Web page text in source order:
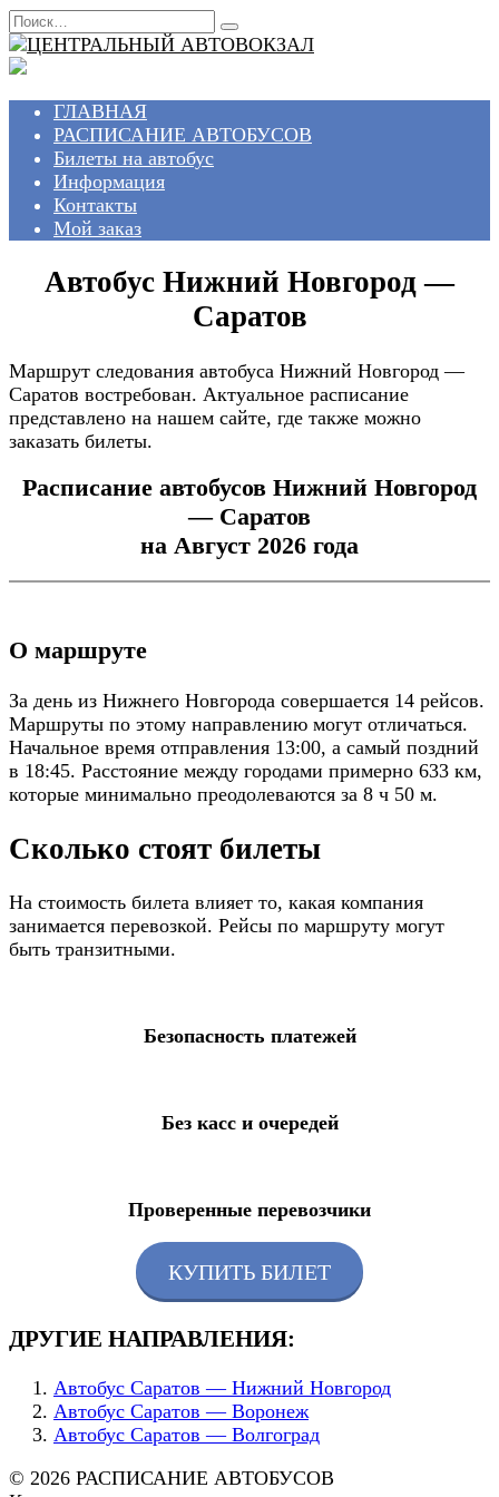
Перейти
к
содержанию
Search
for:
ГЛАВНАЯ
РАСПИСАНИЕ АВТОБУСОВ
Билеты на автобус
Информация
Контакты
Мой заказ
Автобус Нижний Новгород —
Саратов
Маршрут следования автобуса Нижний Новгород —
Саратов востребован. Актуальное расписание
представлено на нашем сайте, где также можно
заказать билеты.
Расписание автобусов Нижний Новгород
— Саратов
на Август 2026 года
О маршруте
За день из Нижнего Новгорода совершается 14 рейсов.
Маршруты по этому направлению могут отличаться.
Начальное время отправления 13:00, а самый поздний
в 18:45. Расстояние между городами примерно 633 км,
которые минимально преодолеваются за 8 ч 50 м.
Сколько стоят билеты
На стоимость билета влияет то, какая компания
занимается перевозкой. Рейсы по маршруту могут
быть транзитными.
Безопасность платежей
Без касс и очередей
Проверенные перевозчики
КУПИТЬ БИЛЕТ
ДРУГИЕ НАПРАВЛЕНИЯ:
Автобус Саратов — Нижний Новгород
Автобус Саратов — Воронеж
Автобус Саратов — Волгоград
© 2026 РАСПИСАНИЕ АВТОБУСОВ